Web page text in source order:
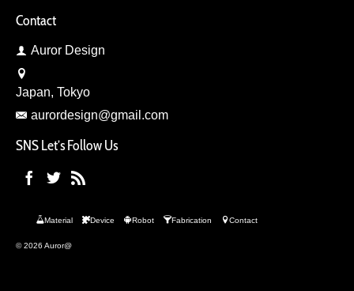
Contact
Auror Design
Japan, Tokyo
aurordesign@gmail.com
SNS Let’s Follow Us
Material Device Robot Fabrication Contact
© 2026 Auror@